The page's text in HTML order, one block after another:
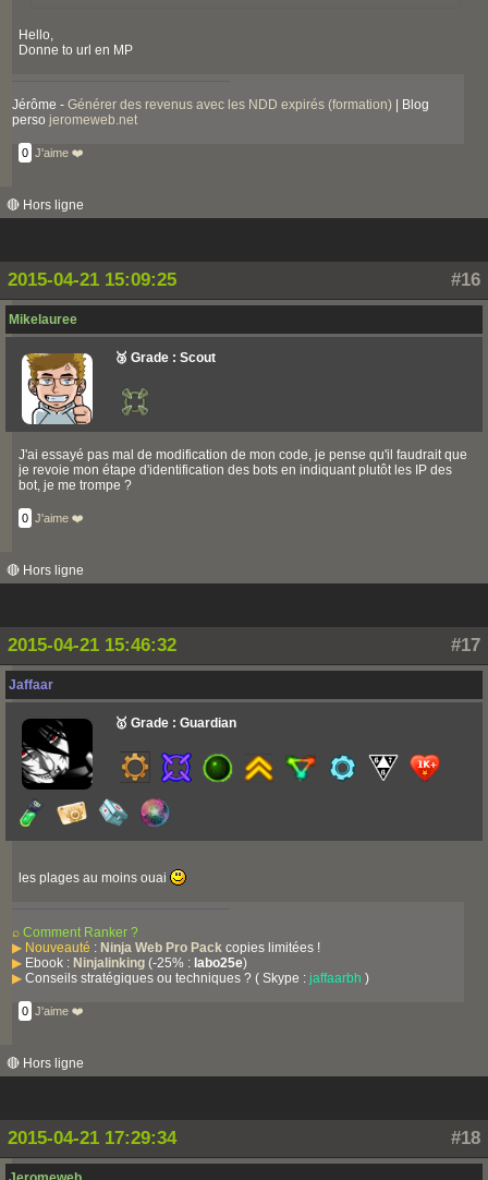
Hello,
Donne to url en MP
Jérôme - Générer des revenus avec les NDD expirés (formation) | Blog
perso jeromeweb.net
0 J'aime ❤️
🔴 Hors ligne
#16
2015-04-21 15:09:25
Mikelauree
🥉 Grade : Scout
J'ai essayé pas mal de modification de mon code, je pense qu'il faudrait que
je revoie mon étape d'identification des bots en indiquant plutôt les IP des
bot, je me trompe ?
0 J'aime ❤️
🔴 Hors ligne
#17
2015-04-21 15:46:32
Jaffaar
🥇 Grade : Guardian
les plages au moins ouai
⌕ Comment Ranker ?
▶ Nouveauté : Ninja Web Pro Pack copies limitées !
▶ Ebook : Ninjalinking (-25% : labo25e)
▶ Conseils stratégiques ou techniques ? ( Skype : jaffaarbh )
0 J'aime ❤️
🔴 Hors ligne
#18
2015-04-21 17:29:34